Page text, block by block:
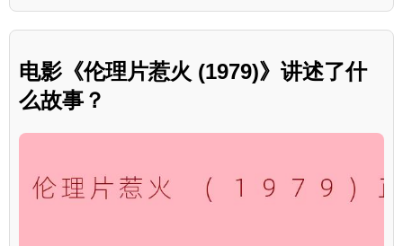
电影《伦理片惹火 (1979)》讲述了什
么故事？